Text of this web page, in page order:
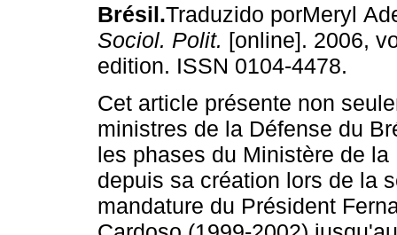
Brésil.Traduzido porMeryl
Sociol. Polit. [online]. 2006,
edition. ISSN 0104-4478.
Cet article présente non
ministres de la Défense du
les phases du Ministère de la
depuis sa création lors de la
mandature du Président